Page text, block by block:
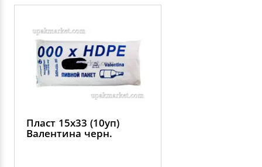
Пласт 15х33 (10уп)
Валентина черн.